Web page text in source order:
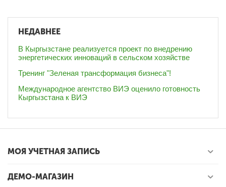
НЕДАВНЕЕ
В Кыргызстане реализуется проект по внедрению
энергетических инноваций в сельском хозяйстве
Тренинг "Зеленая трансформация бизнеса"!
Международное агентство ВИЭ оценило готовность
Кыргызстана к ВИЭ
МОЯ УЧЕТНАЯ ЗАПИСЬ
ДЕМО-МАГАЗИН